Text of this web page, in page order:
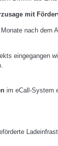
mit
nach dem
eingegangen
im eCall-System